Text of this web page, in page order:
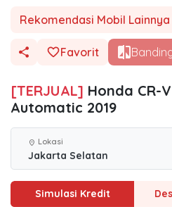
Rekomendasi Mobil Lainnya
Favorit
[TERJUAL] Honda CR-
Automatic 2019
location_on Lokasi
Jakarta Selatan
Simulasi Kredit